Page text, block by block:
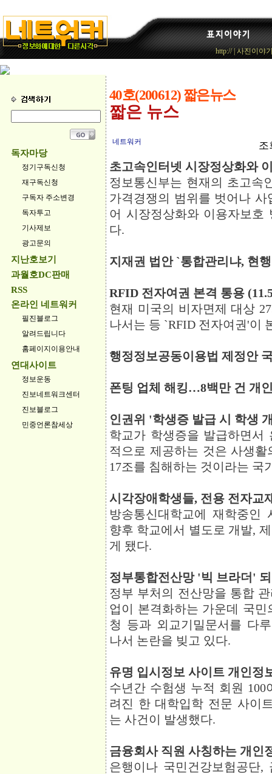
http://|사진이야
독자마당
정기구독신청
재구독신청
구독자 주소변경
독자투고
기사제보
광고문의
지난호보기
과월호DC판매
RSS
온라인 네트워커
필진블로그
알려드립니다
홈페이지이용안내
연대사이트
정보운동
진보네트워크센터
진보블로그
민중언론참세상
40호(200612) 짧은뉴스
짧은 뉴스
네트워커 조
초고속인터넷 시장정상화와
정보통신부는 현재의 초고속
가격경쟁의 범위를 벗어나
어 시장정상화와 이용자보
다.
지재권 법안 `통합관리냐, 현
RFID 전자여권 본격 통용
현재 미국의 비자면제 대상
나서는 등 `RFID 전자여권'이
행정정보공동이용법 제정안
폰팅 업체 해킹…8백만 건 개
인권위 '학생증 발급 시 학생
학교가 학생증을 발급하면
적으로 제공하는 것은 사생
17조를 침해하는 것이라는 국
시각장애학생들, 전용 전자교
방송통신대학교에 재학중인
향후 학교에서 별도로 개발,
게 됐다.
정부통합전산망 '빅 브라더'
정부 부처의 전산망을 통합
업이 본격화하는 가운데 국
청 등과 외교기밀문서를 다
나서 논란을 빚고 있다.
유명 입시정보 사이트 개인정
수년간 수험생 누적 회원
려진 한 대학입학 전문 사이
는 사건이 발생했다.
금융회사 직원 사칭하는 개인
은행이나 국민건강보험공단